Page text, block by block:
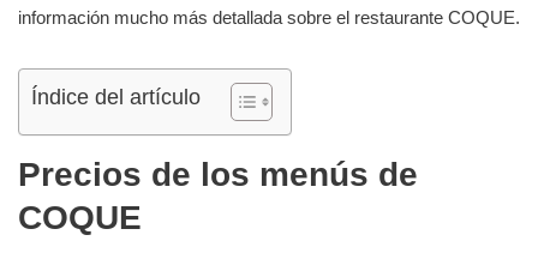
información mucho más detallada sobre el restaurante COQUE.
Índice del artículo
Precios de los menús de
COQUE